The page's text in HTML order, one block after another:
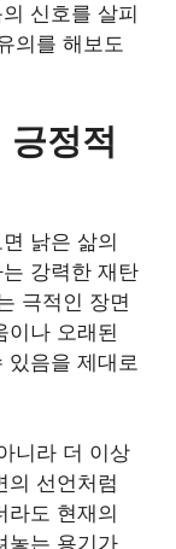
신호를 살피
의를 해보도
긍정적
낡은 삶의
강력한 재탄
극적인 장면
이나 오래된
있음을 제대로
니라 더 이상
의 선언처럼
라도 현재의
놓는 용기가